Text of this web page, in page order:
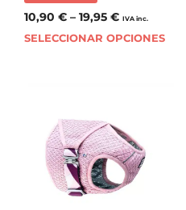
10,90 € – 19,95 € IVA inc.
SELECCIONAR OPCIONES